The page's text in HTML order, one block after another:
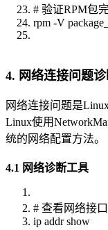
# 验证RPM包
rpm -V
4. 网络连接问题
网络连接问题是
Linux使用
统的网络配置方法。
4.1 网络诊断工具
# 查看网络接
ip addr show